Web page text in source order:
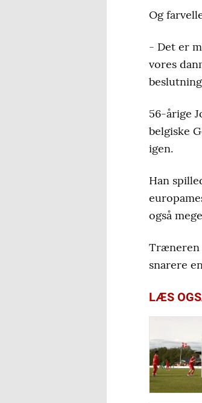
Og
- Det er
vores
56-årige
belgiske
igen.
Han
også
Træneren
snarere
LÆS